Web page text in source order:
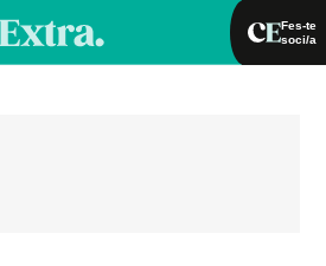
Fes-te
soci/a